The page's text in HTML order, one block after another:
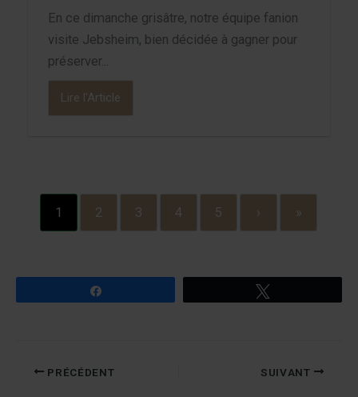
En ce dimanche grisâtre, notre équipe fanion
visite Jebsheim, bien décidée à gagner pour
préserver...
Lire l'Article
1 2 3 4 5 › »
PRÉCÉDENT SUIVANT